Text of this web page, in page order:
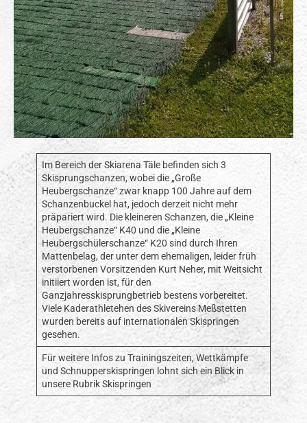
Im Bereich der Skiarena Täle befinden sich 3
Skisprungschanzen, wobei die „Große
Heubergschanze“ zwar knapp 100 Jahre auf dem
Schanzenbuckel hat, jedoch derzeit nicht mehr
präpariert wird. Die kleineren Schanzen, die „Kleine
Heubergschanze“ K40 und die „Kleine
Heubergschülerschanze“ K20 sind durch Ihren
Mattenbelag, der unter dem ehemaligen, leider früh
verstorbenen Vorsitzenden Kurt Neher, mit Weitsicht
initiiert worden ist, für den
Ganzjahresskisprungbetrieb bestens vorbereitet.
Viele Kaderathletehen des Skivereins Meßstetten
wurden bereits auf internationalen Skispringen
gesehen.
Für weitere Infos zu Trainingszeiten, Wettkämpfe
und Schnupperskispringen lohnt sich ein Blick in
unsere Rubrik Skispringen